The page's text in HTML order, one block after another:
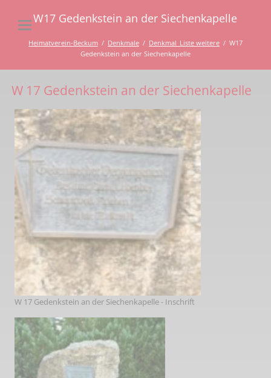
W17 Gedenkstein an der Siechenkapelle
Heimatverein-Beckum Denkmale Denkmal_Liste weitere
W17
Gedenkstein an der Siechenkapelle
W 17 Gedenkstein an der Siechenkapelle
W 17 Gedenkstein an der Siechenkapelle - Inschrift